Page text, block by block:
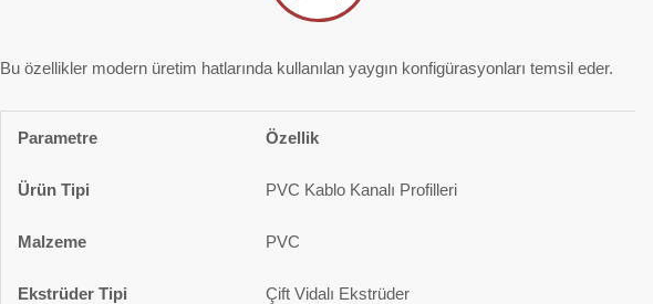
Bu özellikler modern üretim hatlarında kullanılan yaygın konfigürasyonları temsil eder.
Parametre Özellik
Ürün Tipi PVC Kablo Kanalı Profilleri
Malzeme PVC
Ekstrüder Tipi Çift Vidalı Ekstrüder